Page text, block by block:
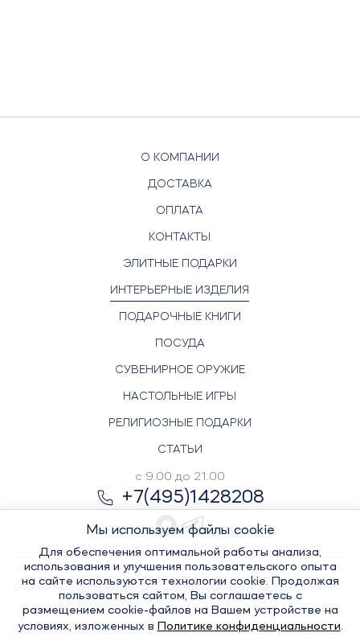
О КОМПАНИИ
ДОСТАВКА
ОПЛАТА
КОНТАКТЫ
ЭЛИТНЫЕ ПОДАРКИ
ИНТЕРЬЕРНЫЕ ИЗДЕЛИЯ
ПОДАРОЧНЫЕ КНИГИ
ПОСУДА
СУВЕНИРНОЕ ОРУЖИЕ
НАСТОЛЬНЫЕ ИГРЫ
РЕЛИГИОЗНЫЕ ПОДАРКИ
СТАТЬИ
с 9.00 до 21.00
+7(495)1428208
© Элитный сувенир, 2022-2026. Все права защищены
Политика
Мы используем файлы cookie
Для обеспечения оптимальной работы анализа,
использования и улучшения пользовательского опыта
на сайте используются технологии cookie. Продолжая
пользоваться сайтом, Вы соглашаетесь с
размещением cookie-файлов на Вашем устройстве на
условиях, изложенных в Политике конфиденциальности.